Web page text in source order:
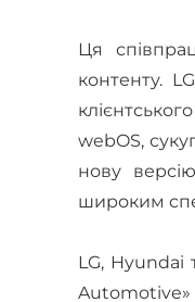
Ця
контенту.
webOS,
нову
широким
LG, Hyundai
Automotive»